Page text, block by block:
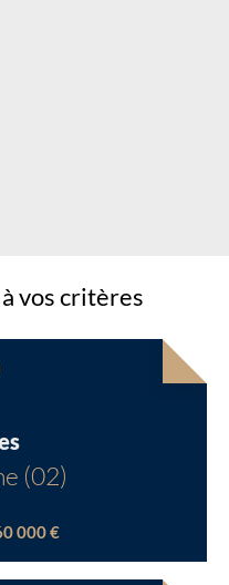
vos critères
(02)
000 €